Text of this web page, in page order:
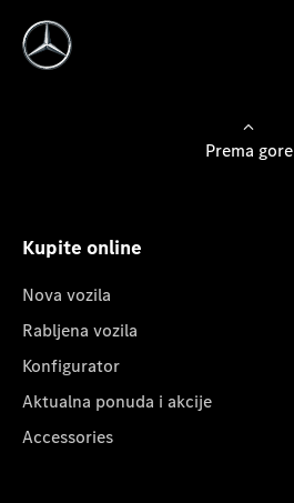
Prema gore
Kupite online
Nova vozila
Rabljena vozila
Konfigurator
Aktualna ponuda i akcije
Accessories